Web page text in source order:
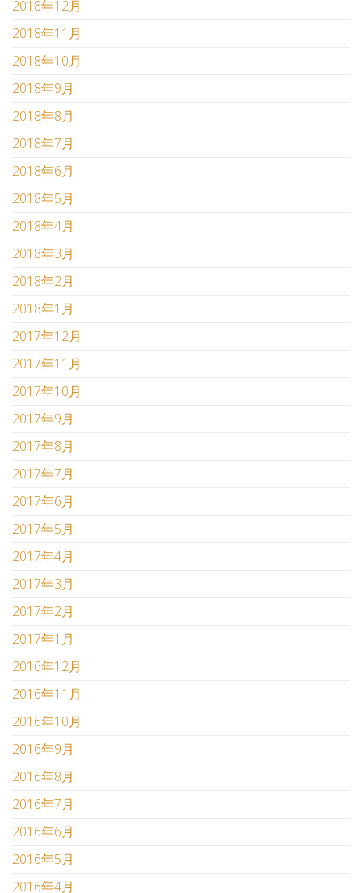
2018年12月
2018年11月
2018年10月
2018年9月
2018年8月
2018年7月
2018年6月
2018年5月
2018年4月
2018年3月
2018年2月
2018年1月
2017年12月
2017年11月
2017年10月
2017年9月
2017年8月
2017年7月
2017年6月
2017年5月
2017年4月
2017年3月
2017年2月
2017年1月
2016年12月
2016年11月
2016年10月
2016年9月
2016年8月
2016年7月
2016年6月
2016年5月
2016年4月